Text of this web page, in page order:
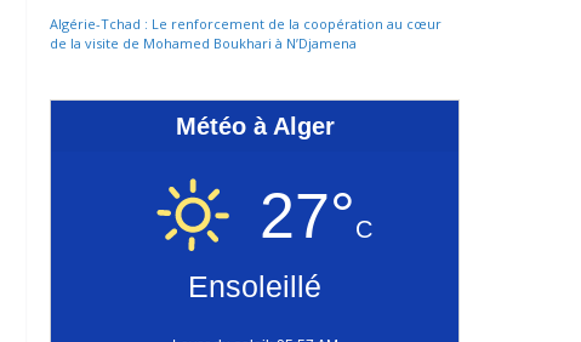
Algérie-Tchad : Le renforcement de la coopération au cœur
de la visite de Mohamed Boukhari à N’Djamena
Météo à Alger
27°C
Ensoleillé